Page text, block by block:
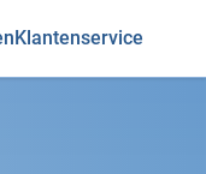
Klantenservice